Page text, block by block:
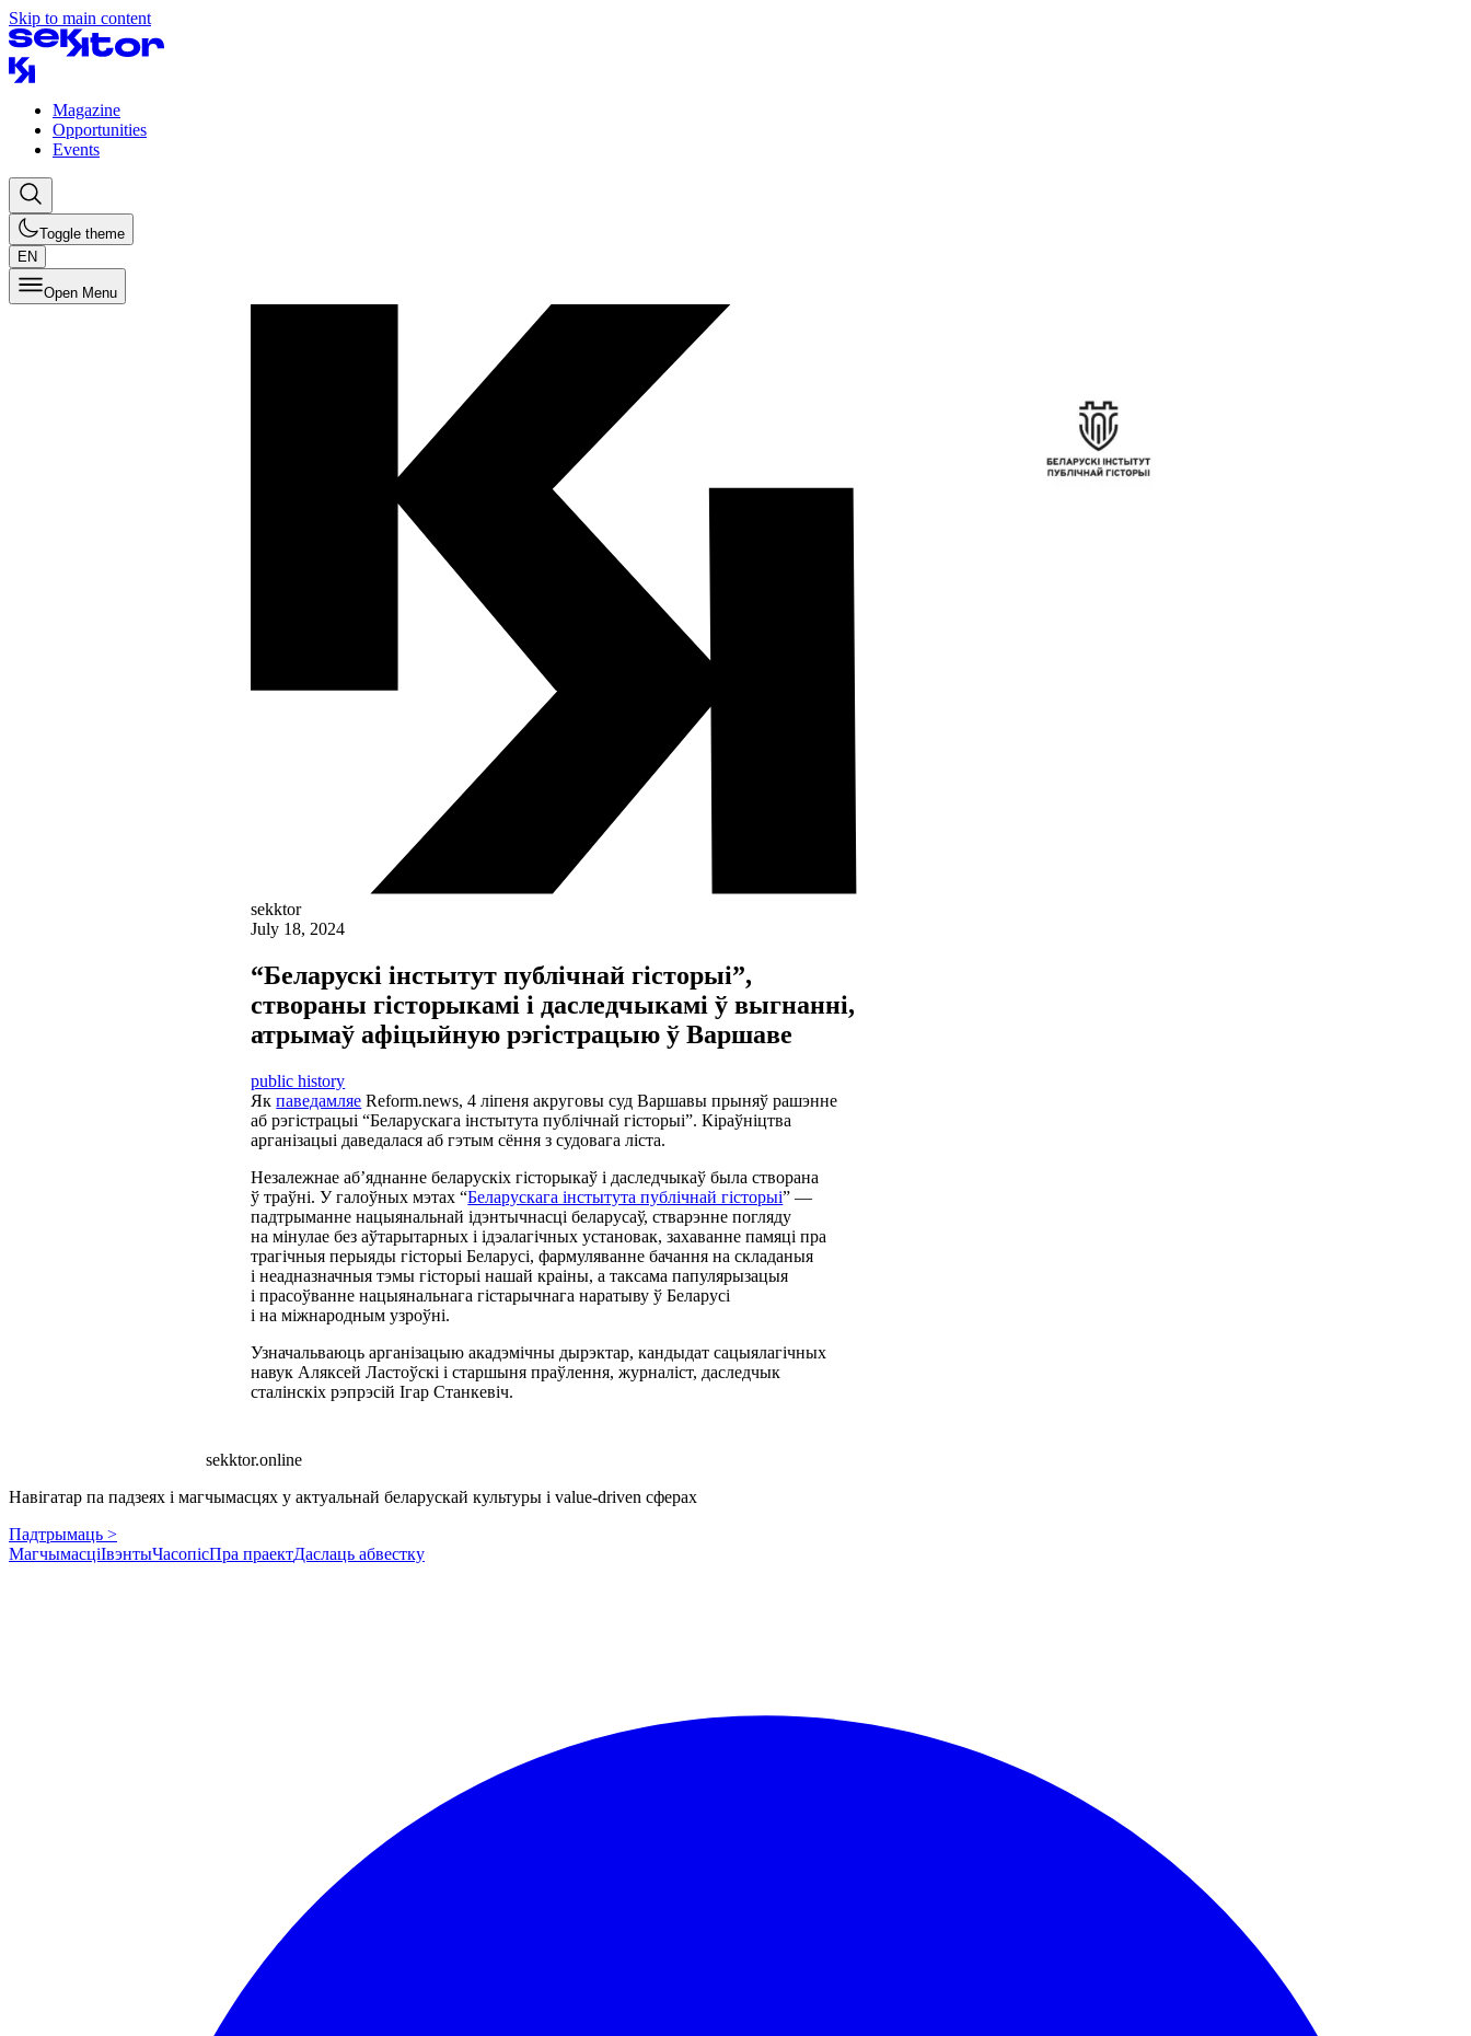
Skip to main content
Magazine
Opportunities
Events
Toggle theme
EN
Open Menu
sekktor
July 18, 2024
“Беларускі інстытут публічнай гісторыі”,
створаны гісторыкамі і даследчыкамі ў выгнанні,
атрымаў афіцыйную рэгістрацыю ў Варшаве
public history
Якпаведамляе Reform.news, 4 ліпеня акруговы суд Варшавы прыняў рашэнне
аб рэгістрацыі “Беларускага інстытута публічнай гісторыі”. Кіраўніцтва
арганізацыі даведалася аб гэтым сёння з судовага ліста.
Незалежнае аб’яднанне беларускіх гісторыкаў і даследчыкаў была створана
ў траўні. У галоўных мэтах “Беларускага інстытута публічнай гісторыі” —
падтрыманне нацыянальнай ідэнтычнасці беларусаў, стварэнне погляду
на мінулае без аўтарытарных і ідэалагічных установак, захаванне памяці пра
трагічныя перыяды гісторыі Беларусі, фармуляванне бачання на складаныя
і неадназначныя тэмы гісторыі нашай краіны, а таксама папулярызацыя
і прасоўванне нацыянальнага гістарычнага наратыву ў Беларусі
і на міжнародным узроўні.
Узначальваюць арганізацыю акадэмічны дырэктар, кандыдат сацыялагічных
навук Аляксей Ластоўскі і старшыня праўлення, журналіст, даследчык
сталінскіх рэпрэсій Ігар Станкевіч.
sekktor.online
Навігатар па падзеях і магчымасцях у актуальнай беларускай культуры і value-driven сферах
Падтрымаць >
МагчымасціІвэнтыЧасопісПра праектДаслаць абвестку